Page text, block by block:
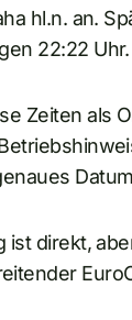
hl.n. an.
22:22 Uhr.
Zeiten als
ist direkt,